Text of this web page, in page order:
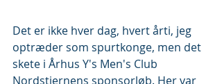
Det er ikke hver dag, hvert årti, jeg
optræder som spurtkonge, men det
skete i Århus Y's Men's Club
Nordstjernens sponsorløb. Her var